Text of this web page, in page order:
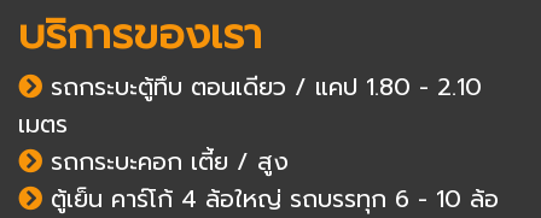
บริการของเรา
รถกระบะตู้ทึบ ตอนเดียว / แคป 1.80 - 2.10
เมตร
รถกระบะคอก เตี้ย / สูง
ตู้เย็น คาร์โก้ 4 ล้อใหญ่ รถบรรทุก 6 - 10 ล้อ